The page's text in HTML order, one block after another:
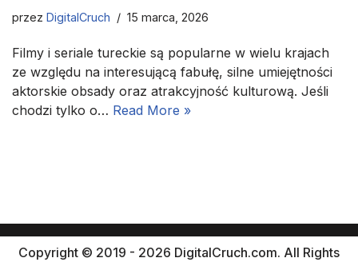
przez DigitalCruch 15 marca, 2026
Filmy i seriale tureckie są popularne w wielu krajach
ze względu na interesującą fabułę, silne umiejętności
aktorskie obsady oraz atrakcyjność kulturową. Jeśli
chodzi tylko o… Read More »
Copyright © 2019 - 2026 DigitalCruch.com. All Rights